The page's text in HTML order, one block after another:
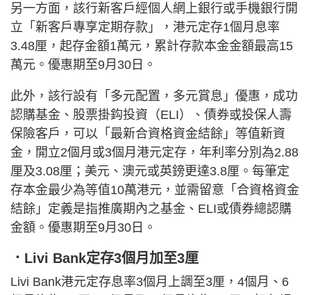
另一方面，該行新客戶經個人網上銀行或手機銀行開
立「新客戶專享定期存款」，港元定存1個月息率
3.48厘，起存金額1萬元，累計存款本金金額最高15
萬元。優惠期至9月30日。
此外，該行設有「多元配置，多元賞息」優惠，成功
認購基金、股票掛鈎投資（ELI）、債券或投保人壽
保險客戶，可以「最新合資格資金結餘」等值新資
金，開立2個月或3個月港元定存，年利率分別為2.88
厘及3.08厘；美元、澳元或英鎊更達3.8厘。每筆定
存本金最少為等值10萬港元，並需留意「合資格資金
結餘」定義是指推廣期內之基金、ELI或債券總認購
金額。優惠期至9月30日。
．Livi Bank定存3個月加至3厘
Livi Bank港元定存息率3個月上調至3厘，4個月、6